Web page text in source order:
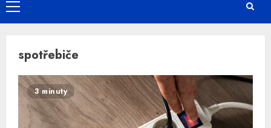
Primary
Menu
spotřebiče
3 minuty